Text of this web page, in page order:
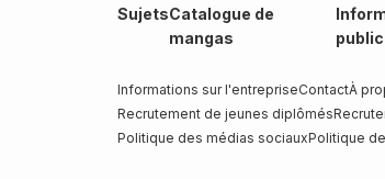
SujetsCatalogue de
mangas
Informations sur l'entrepriseContactÀ
Recrutement de jeunes diplômés
Politique des médias sociauxPolitique